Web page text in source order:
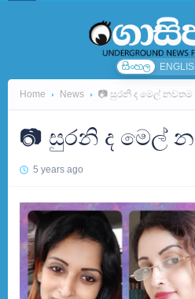
සිංහල
Home News 📷 සුරනි ද මෙල් නවතම
📷 සුරනි ද මෙල්
5 years ago